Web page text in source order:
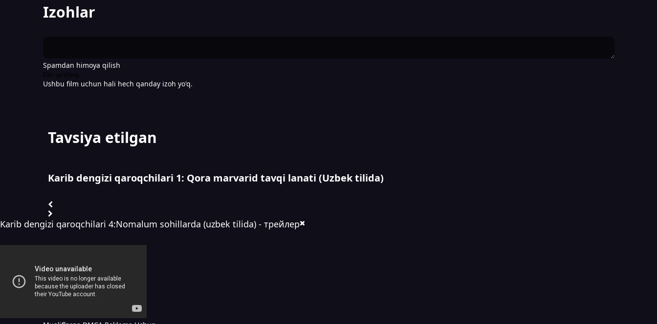
Izohlar
Spamdan himoya qilish
Fikr qo'shing
Ushbu film uchun hali hech qanday izoh yo'q.
Tavsiya etilgan
Karib dengizi qaroqchilari 1: Qora marvarid tavqi lanati (Uzbek tilida)
Karib dengizi qaroqchilari 4:Nomalum sohillarda (uzbek tilida) - трейлер